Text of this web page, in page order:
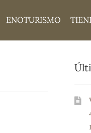
ENOTURISMO